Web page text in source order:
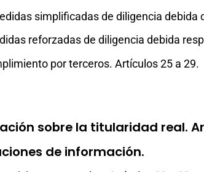
simplificadas de diligencia
reforzadas de diligencia debida
por terceros. Artículos 25 a 29.
sobre la titularidad real.
de información.